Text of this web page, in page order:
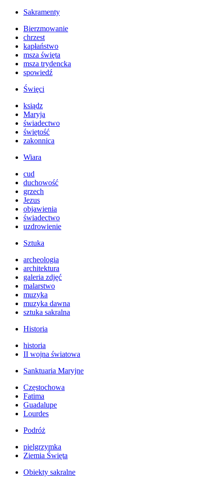
Sakramenty
Bierzmowanie
chrzest
kapłaństwo
msza święta
msza trydencka
spowiedź
Święci
ksiądz
Maryja
świadectwo
świętość
zakonnica
Wiara
cud
duchowość
grzech
Jezus
objawienia
świadectwo
uzdrowienie
Sztuka
archeologia
architektura
galeria zdjęć
malarstwo
muzyka
muzyka dawna
sztuka sakralna
Historia
historia
II wojna światowa
Sanktuaria Maryjne
Częstochowa
Fatima
Guadalupe
Lourdes
Podróż
pielgrzymka
Ziemia Święta
Obiekty sakralne